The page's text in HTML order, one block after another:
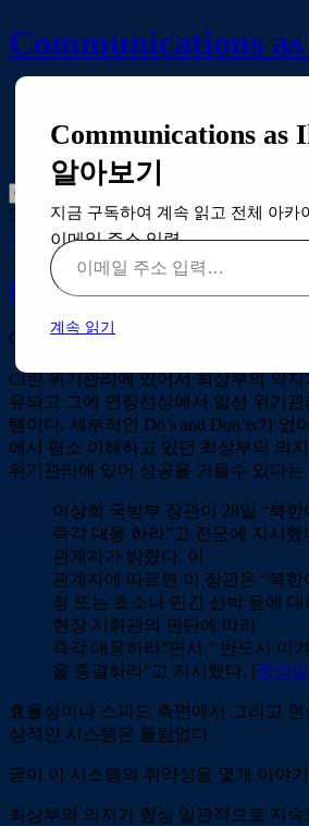
Communications
Books
About
5월 292009 By:정용민Tagged withCI,
론
통합 운영,현실,효과적—0
CI(Commander’s Intent)
CI(Commander’s Intent)는 사실 양날 선
CI란 위기관리에 있어서 최상부의 의
유되고 그에 연장선상에서 일선 위기
템이다. 세부적인 Do’s and Don’ts가
에서 평소 이해하고 있던 최상부의 의
위기관리에 있어 성공을 거둘수 있다는
이상희 국방부 장관이 28일 “북
즉각 대응 하라”고 전군에 지시했
관계자가 밝혔다. 이
관계자에 따르면 이 장관은 “북
정 또는 초소나 민간 선박 등에 대
현장 지휘관의 판단에 따라
즉각 대응하라”면서 “ 반드시 이
을 종결하라”고 지시했다. [중앙
효율성이나 스피드 측면에서 그리고 현
상적인 시스템은 틀림없다.
굳이 이 시스템의 취약성을 몇개 이야
최상부의 의지가 항상 일관적으로 지
Communications as
알아보기
지금 구독하여 계속 읽고 전체 아카
이메일 주소 입력…
계속 읽기